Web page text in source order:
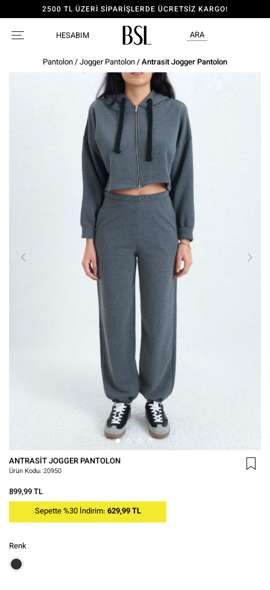
2500 TL ÜZERİ SİPARİŞLERDE ÜCRETSİZ KARGO!
HESABIM ARA
Pantolon/Jogger Pantolon/ Antrasit Jogger Pantolon
ANTRASIT JOGGER PANTOLON
Ürün Kodu: 20950
899,99 TL
Sepette %30 İndirim: 629,99 TL
Renk